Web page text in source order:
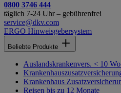
0800 3746 444
täglich 7-24 Uhr – gebührenfrei
service@dkv.com
ERGO Hinweisgebersystem
Beliebte Produkte
Auslandskrankenvers. < 10
Krankenhaus
Reisen bis zu 12 Monate